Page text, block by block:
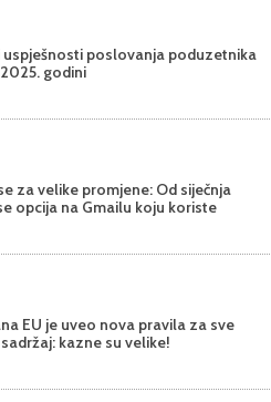
poslovanja poduzetnika
godini
za velike promjene: Od siječnja
opcija na Gmailu koju koriste
EU je uveo nova pravila za sve
kazne su velike!